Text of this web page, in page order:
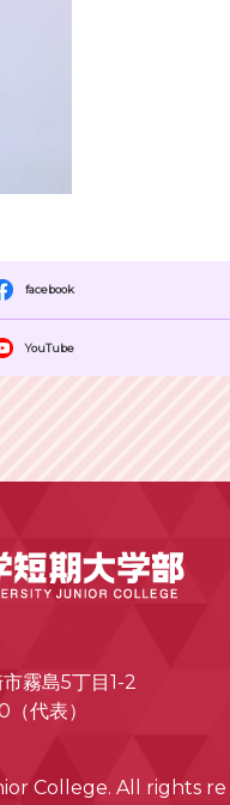
facebook
YouTube
霧島5丁目1-2
代表）
College. All rights re